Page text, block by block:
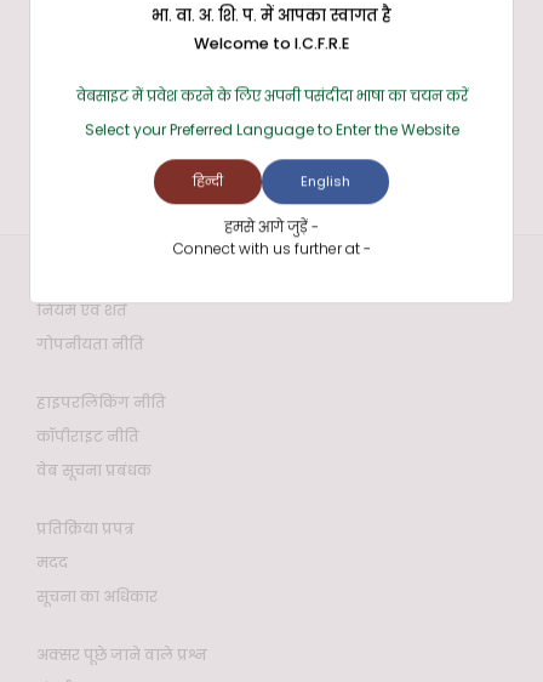
नियम एवं शर्तें
गोपनीयता नीति
हाइपरलिंकिंग नीति
कॉपीराइट नीति
वेब सूचना प्रबंधक
प्रतिक्रिया प्रपत्र
मदद
सूचना का अधिकार
अक्सर पूछे जाने वाले प्रश्न
भा. वा. अ. शि. प. में आपका स्वागत है
Welcome to I.C.F.R.E
वेबसाइट में प्रवेश करने के लिए अपनी पसंदीदा भाषा का चयन करें
Select your Preferred Language to Enter the Website
हिन्दी English
हमसे आगे जुड़ें -
Connect with us further at -